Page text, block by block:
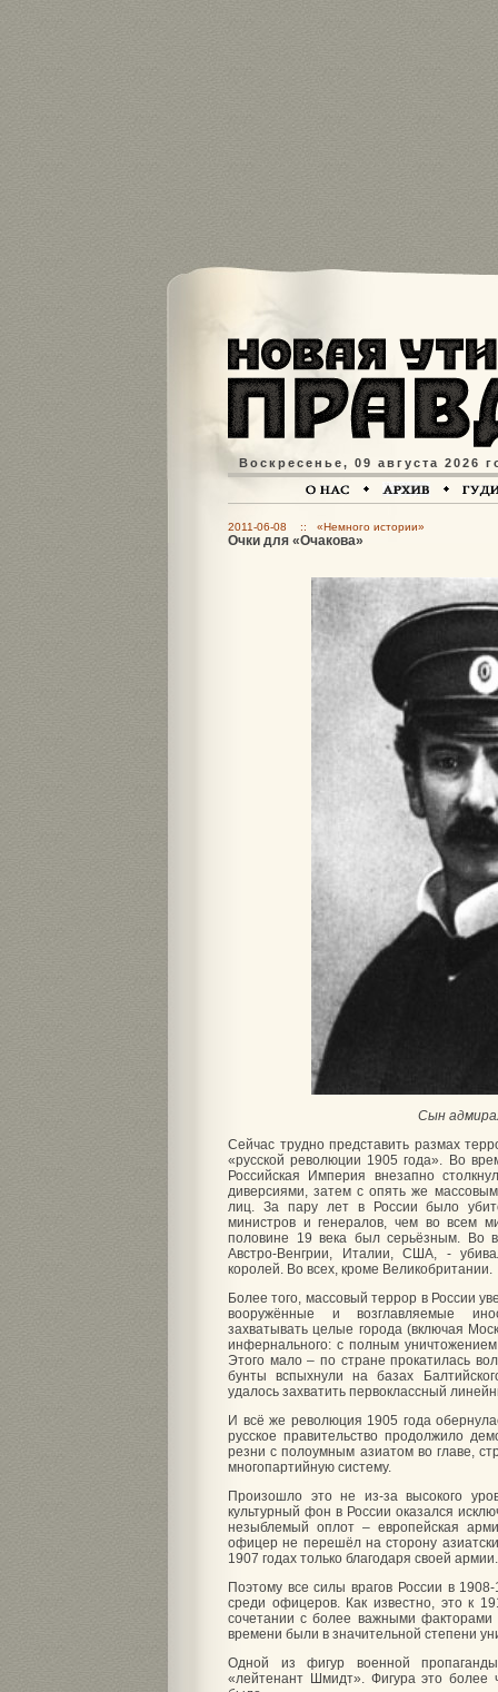
Воскресенье, 09 августа 2026
2011-06-08 :: «Немного истории»
Очки для «Очакова»
Сын
Сейчас трудно представить размах
«русской революции 1905 года». Во
Российская Империя внезапно
диверсиями, затем с опять же
лиц. За пару лет в России было
министров и генералов, чем во всем
половине 19 века был серьёзным. Во
Австро-Венгрии, Италии, США, -
королей. Во всех, кроме Великобритании.
Более того, массовый террор в России
вооружённые и возглавляемые
захватывать целые города (включая
инфернального: с полным
Этого мало – по стране прокатилась
бунты вспыхнули на базах
удалось захватить первоклассный
И всё же революция 1905 года
русское правительство продолжило
резни с полоумным азиатом во главе,
многопартийную систему.
Произошло это не из-за высокого
культурный фон в России оказался
незыблемый оплот – европейская
офицер не перешёл на сторону
1907 годах только благодаря своей армии.
Поэтому все силы врагов России в
среди офицеров. Как известно, это к
сочетании с более важными
времени были в значительной степени
Одной из фигур военной
«лейтенант Шмидт». Фигура это более